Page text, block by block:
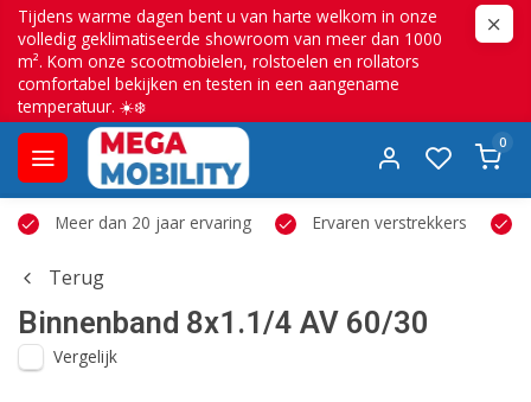
Tijdens warme dagen bent u van harte welkom in onze
volledig geklimatiseerde showroom van meer dan 1000
m². Kom onze scootmobielen, rolstoelen en rollators
comfortabel bekijken en testen in een aangename
temperatuur. ☀️❄️
0
Meer dan 20 jaar ervaring Ervaren verstrekkers
Terug
Binnenband 8x1.1/4 AV 60/30
Vergelijk